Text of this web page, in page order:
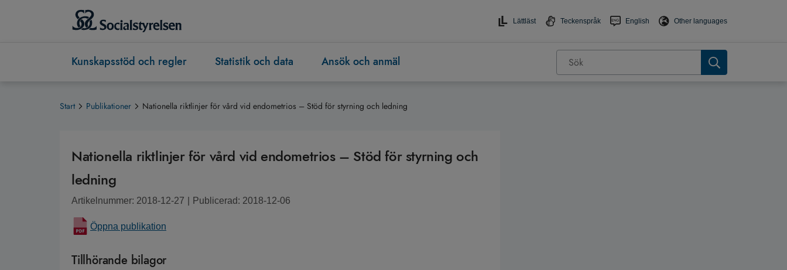
Lättläst Teckenspråk English Other languages
Kunskapsstöd och regler Statistik och data Ansök och anmäl
Start Publikationer Nationella riktlinjer för vård vid endometrios – Stöd för styrning och ledning
Nationella riktlinjer för vård vid endometrios – Stöd för styrning och
ledning
Artikelnummer: 2018-12-27 Publicerad: 2018-12-06
Öppna publikation
Tillhörande bilagor